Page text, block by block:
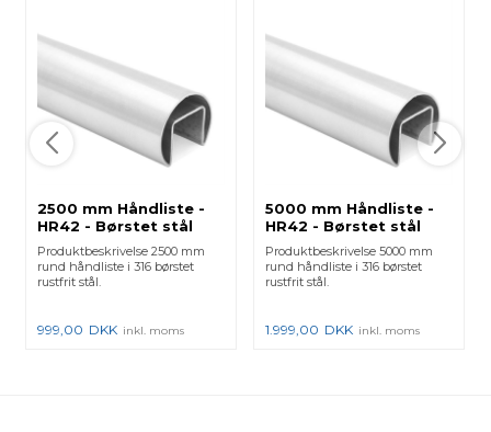
2500 mm Håndliste -
HR42 - Børstet stål
Produktbeskrivelse 2500 mm
rund håndliste i 316 børstet
rustfrit stål.
999,00 DKK inkl. moms
5000 mm Håndliste -
HR42 - Børstet stål
Produktbeskrivelse 5000 mm
rund håndliste i 316 børstet
rustfrit stål.
1.999,00 DKK inkl. moms